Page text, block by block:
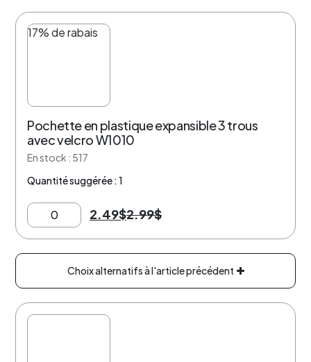
17% de rabais
Pochette en plastique expansible 3 trous
avec velcro W1010
En stock : 517
Quantité suggérée : 1
2.49$2.99$
Choix alternatifs à l'article précédent